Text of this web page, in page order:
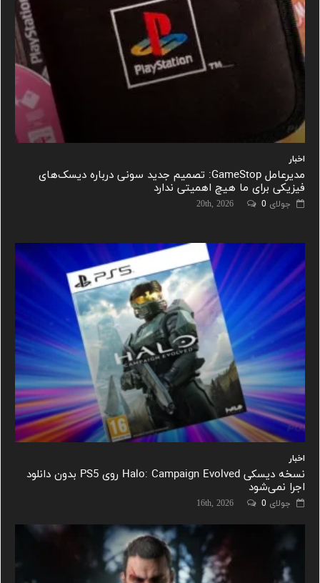
اخبار
مدیرعامل GameStop: تصمیم جدید سونی درباره دیسک‌های
فیزیکی برای ما هیچ اهمیتی ندارد
جولای 20th, 2026 0
اخبار
نسخه دیسکی Halo: Campaign Evolved روی PS5 بدون دانلود
اجرا نمی‌شود
جولای 16th, 2026 0